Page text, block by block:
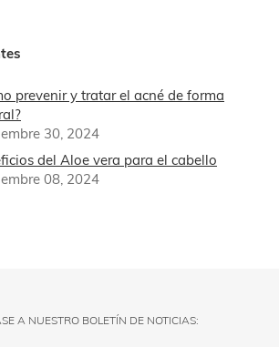
prevenir y tratar el acné de forma
30, 2024
del Aloe vera para el cabello
08, 2024
A NUESTRO BOLETÍN DE NOTICIAS: